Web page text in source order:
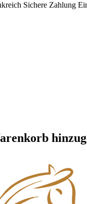
Sichere Zahlung